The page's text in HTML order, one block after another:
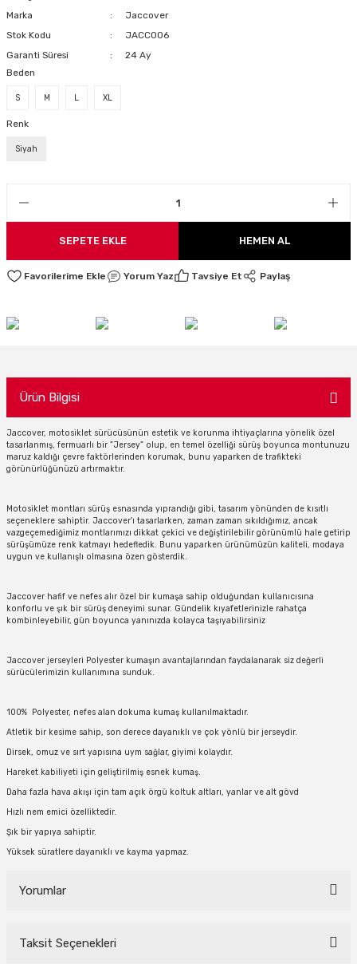
Marka
Jaccover
Stok Kodu
JACC006
Garanti Süresi
24 Ay
Beden
S M L XL
Renk
Siyah
SEPETE EKLE HEMEN AL
Yorum Yaz Tavsiye Et Paylaş
Ürün Bilgisi
Jaccover, motosiklet sürücüsünün estetik ve korunma ihtiyaçlarına yönelik özel
tasarlanmış, fermuarlı bir ”Jersey” olup, en temel özelliği sürüş boyunca montunuzu
maruz kaldığı çevre faktörlerinden korumak, bunu yaparken de trafikteki
görünürlüğünüzü artırmaktır.
Motosiklet montları sürüş esnasında yıprandığı gibi, tasarım yönünden de kısıtlı
seçeneklere sahiptir. Jaccover’ı tasarlarken, zaman zaman sıkıldığımız, ancak
vazgeçemediğimiz montlarımızı dikkat çekici ve değiştirilebilir görünümlü hale getirip
sürüşümüze renk katmayı hedefledik. Bunu yaparken ürünümüzün kaliteli, modaya
uygun ve kullanışlı olmasına özen gösterdik.
Jaccover hafif ve nefes alır özel bir kumaşa sahip olduğundan kullanıcısına
konforlu ve şık bir sürüş deneyimi sunar. Gündelik kıyafetlerinizle rahatça
kombinleyebilir, gün boyunca yanınızda kolayca taşıyabilirsiniz
Jaccover jerseyleri Polyester kumaşın avantajlarından faydalanarak siz değerli
sürücülerimizin kullanımına sunduk.
100% Polyester, nefes alan dokuma kumaş kullanılmaktadır.
Atletik bir kesime sahip, son derece dayanıklı ve çok yönlü bir jerseydir.
Dirsek, omuz ve sırt yapısına uym sağlar, giyimi kolaydır.
Hareket kabiliyeti için geliştirilmiş esnek kumaş.
Daha fazla hava akışı için tam açık örgü koltuk altları, yanlar ve alt gövd
Hızlı nem emici özelliktedir.
Şık bir yapıya sahiptir.
Yüksek süratlere dayanıklı ve kayma yapmaz.
Yorumlar
Taksit Seçenekleri